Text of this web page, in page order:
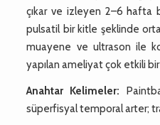
çıkar ve izleyen 2–6 hafta
pulsatil bir kitle şeklinde
muayene ve ultrason ile
yapılan ameliyat çok etkili
Anahtar Kelimeler:
süperfisyal temporal arter;